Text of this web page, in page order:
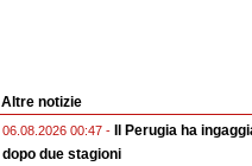
Altre notizie
06.08.2026 00:47 -
Il Perugia ha
dopo due stagioni